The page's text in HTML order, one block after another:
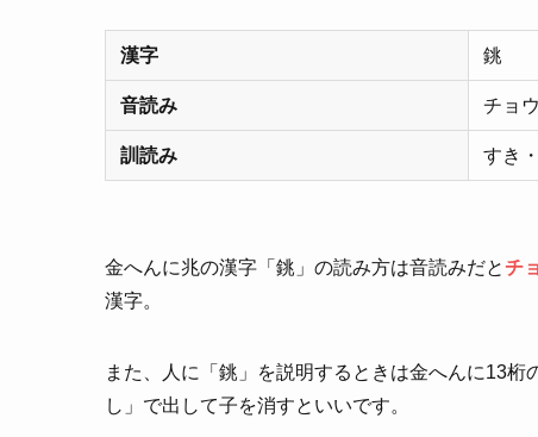
漢字 銚
音読み チョ
訓読み すき
金へんに兆の漢字「銚」の読み方は音読みだとチ
漢字。
また、人に「銚」を説明するときは金へんに13
し」で出して子を消すといいです。